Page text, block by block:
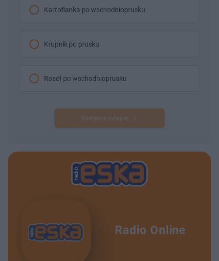
Kartoflanka po wschodnioprusku
Krupnik po prusku
Rosół po wschodnioprusku
Następne pytanie
Radio Online